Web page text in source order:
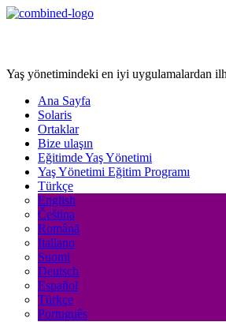
Yaş yönetimindeki en iyi uygulamalardan
Ana Sayfa
Solaris
Ortaklar
Bize ulaşın
Eğitimde Yaş Yönetimi
Yaş Yönetimi Eğitim Programı
Türkçe
English
Čeština
Română
Italiano
Suomi
Deutsch
Español
Türkçe
Português